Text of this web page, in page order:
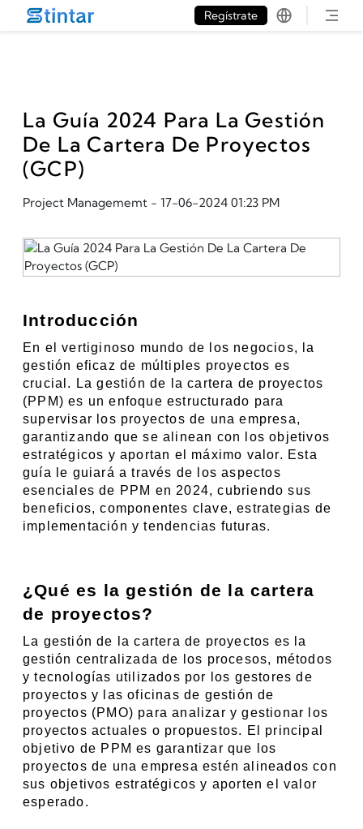
put google tag in file
Regístrate
La Guía 2024 Para La Gestión
De La Cartera De Proyectos
(GCP)
Project Managememt - 17-06-2024 01:23 PM
Introducción
En el vertiginoso mundo de los negocios, la
gestión eficaz de múltiples proyectos es
crucial. La gestión de la cartera de proyectos
(PPM) es un enfoque estructurado para
supervisar los proyectos de una empresa,
garantizando que se alinean con los objetivos
estratégicos y aportan el máximo valor. Esta
guía le guiará a través de los aspectos
esenciales de PPM en 2024, cubriendo sus
beneficios, componentes clave, estrategias de
implementación y tendencias futuras.
¿Qué es la gestión de la cartera
de proyectos?
La gestión de la cartera de proyectos es la
gestión centralizada de los procesos, métodos
y tecnologías utilizados por los gestores de
proyectos y las oficinas de gestión de
proyectos (PMO) para analizar y gestionar los
proyectos actuales o propuestos. El principal
objetivo de PPM es garantizar que los
proyectos de una empresa estén alineados con
sus objetivos estratégicos y aporten el valor
esperado.